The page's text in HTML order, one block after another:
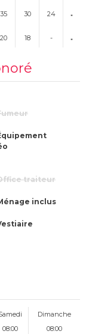
35 30 24
20 18 -
traiteur
inclus
Dimanche
08:00
08:00